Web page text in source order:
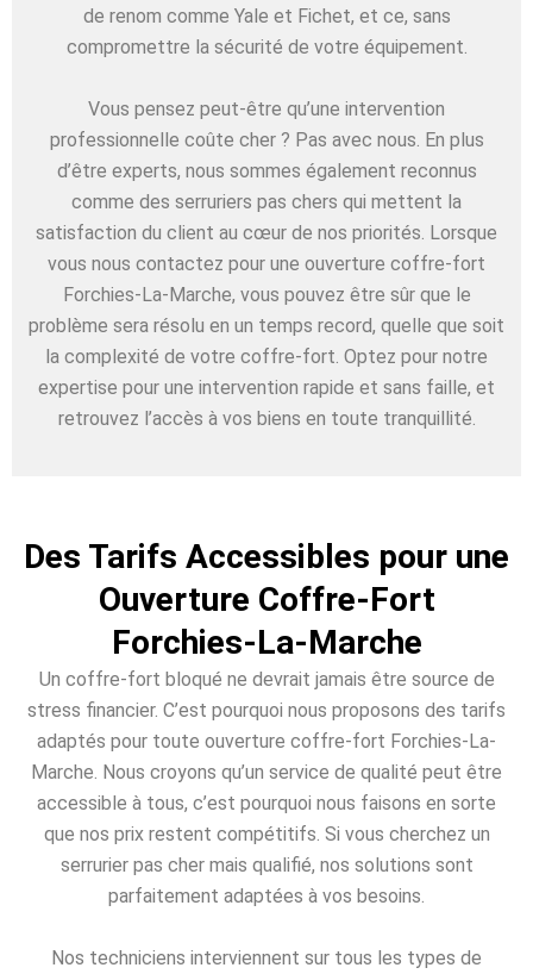
de renom comme Yale et Fichet, et ce, sans
compromettre la sécurité de votre équipement.
Vous pensez peut-être qu’une intervention
professionnelle coûte cher ? Pas avec nous. En plus
d’être experts, nous sommes également reconnus
comme des serruriers pas chers qui mettent la
satisfaction du client au cœur de nos priorités. Lorsque
vous nous contactez pour une ouverture coffre-fort
Forchies-La-Marche, vous pouvez être sûr que le
problème sera résolu en un temps record, quelle que soit
la complexité de votre coffre-fort. Optez pour notre
expertise pour une intervention rapide et sans faille, et
retrouvez l’accès à vos biens en toute tranquillité.
Des Tarifs Accessibles pour une
Ouverture Coffre-Fort
Forchies-La-Marche
Un coffre-fort bloqué ne devrait jamais être source de
stress financier. C’est pourquoi nous proposons des tarifs
adaptés pour toute ouverture coffre-fort Forchies-La-
Marche. Nous croyons qu’un service de qualité peut être
accessible à tous, c’est pourquoi nous faisons en sorte
que nos prix restent compétitifs. Si vous cherchez un
serrurier pas cher mais qualifié, nos solutions sont
parfaitement adaptées à vos besoins.
Nos techniciens interviennent sur tous les types de